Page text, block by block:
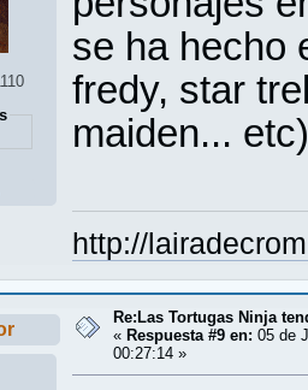
se ha hecho
fredy, star
maiden...
http://
Re:Las Tortugas Ninja
« Respuesta #9 en: 05 de
00:27:14 »